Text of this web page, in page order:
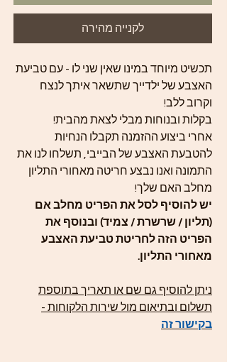
לקנייה מהירה
תכשיט מיוחד במינו שאין שני לו - עם טביעת
האצבע של ילדייך שתשאר איתך לנצח
וקרוב ללב!
בקלות ובנוחות מבלי לצאת מהבית!
אחרי ביצוע ההזמנה תקבלו הנחיות
להטבעת האצבע של הבייבי, תשלחו לנו את
התמונה ואנו נבצע חריטה מאחורי התליון
מחלב האם שלך!
יש להוסיף לסל את הפריט מחלב אם
(תליון / שרשרת / צמיד) ובנוסף את
הפריט הזה לחריטת טביעת האצבע
מאחורי התליון.
ניתן להוסיף גם שם או תאריך בתוספת
תשלום ובתיאום מול שירות הלקוחות -
בקישור זה